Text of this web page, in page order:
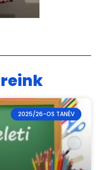
2025/26-OS TANÉV